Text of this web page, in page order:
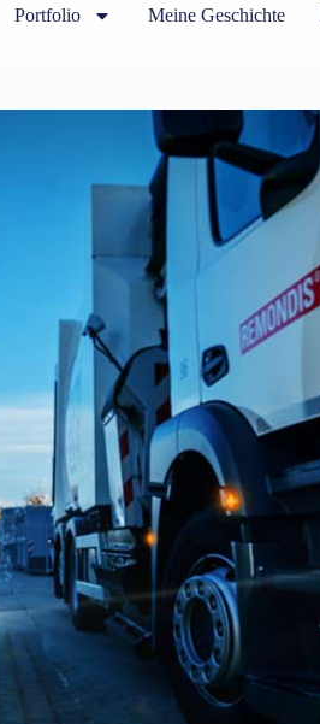
Portfolio Meine Geschichte